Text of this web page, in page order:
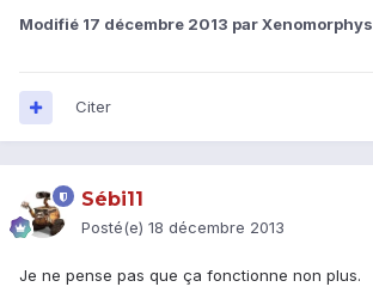
Modifié 17 décembre 2013 par Xenomorphys
Citer
Sébi11
Posté(e) 18 décembre 2013
Je ne pense pas que ça fonctionne non plus.